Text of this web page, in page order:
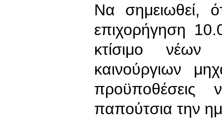
Να σημειωθεί,
επιχορήγηση
κτίσιμο νέων
καινούργιων
προϋποθέσεις
παπούτσια την